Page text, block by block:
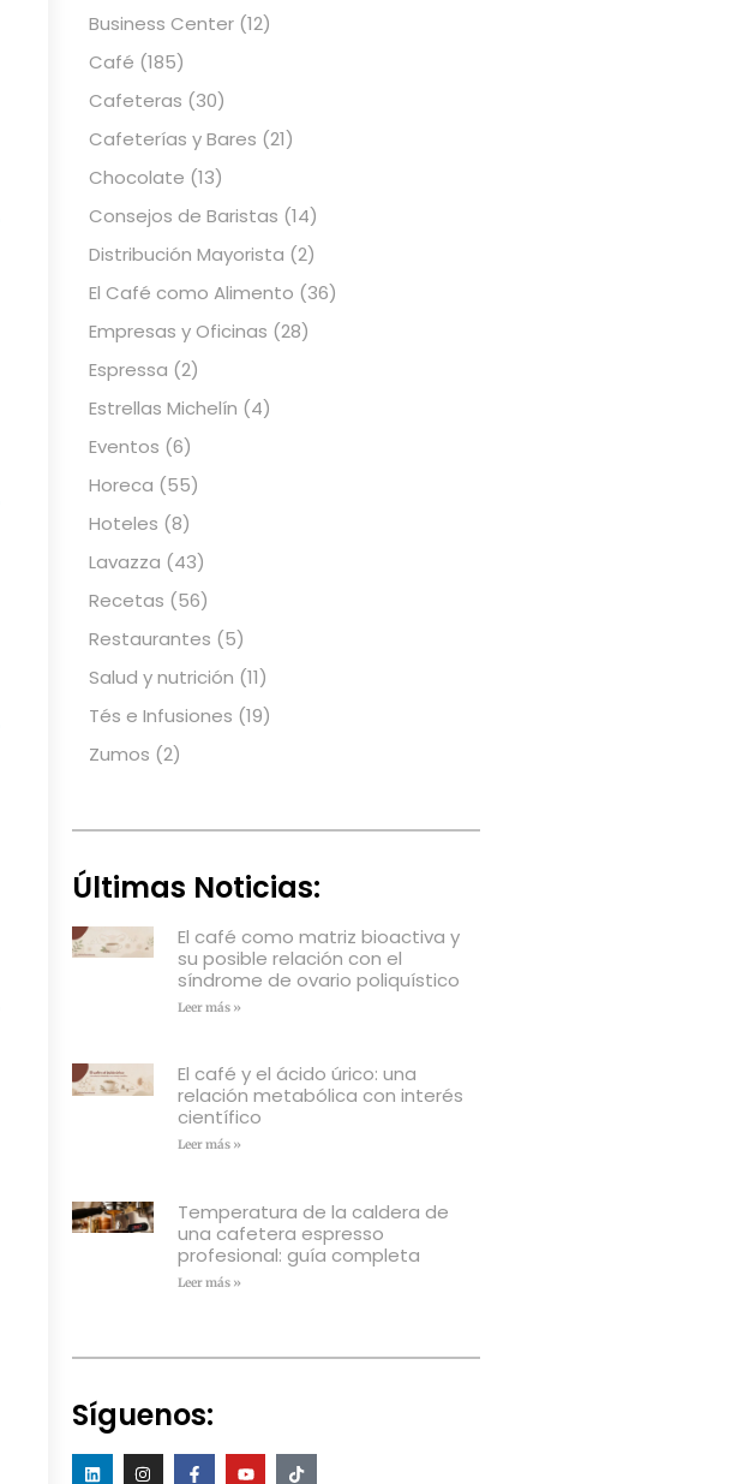
Business Center(12)
Café (185)
Cafeteras (30)
Cafeterías y Bares (21)
Chocolate (13)
Consejos de Baristas (14)
Distribución Mayorista (2)
El Café como Alimento (36)
Empresas y Oficinas (28)
Espressa (2)
Estrellas Michelín (4)
Eventos (6)
Horeca (55)
Hoteles (8)
Lavazza (43)
Recetas (56)
Restaurantes (5)
Salud y nutrición (11)
Tés e Infusiones (19)
Zumos (2)
Últimas Noticias:
El café como matriz bioactiva y
su posible relación con el
síndrome de ovario poliquístico
Leer más »
El café y el ácido úrico: una
relación metabólica con interés
científico
Leer más »
Temperatura de la caldera de
una cafetera espresso
profesional: guía completa
Leer más »
Síguenos: